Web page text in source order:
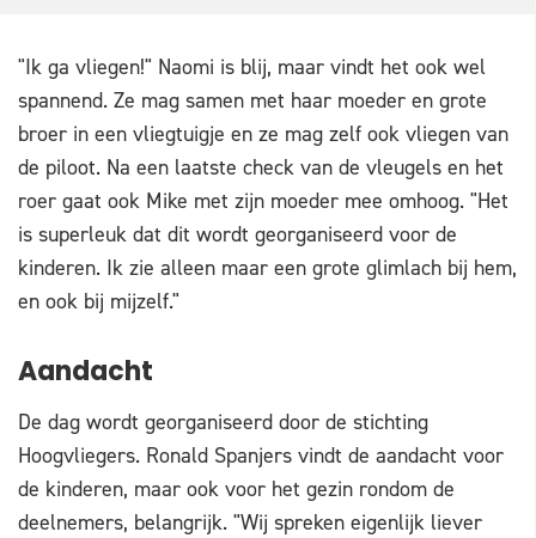
"Ik ga vliegen!" Naomi is blij, maar vindt het ook wel
spannend. Ze mag samen met haar moeder en grote
broer in een vliegtuigje en ze mag zelf ook vliegen van
de piloot. Na een laatste check van de vleugels en het
roer gaat ook Mike met zijn moeder mee omhoog. "Het
is superleuk dat dit wordt georganiseerd voor de
kinderen. Ik zie alleen maar een grote glimlach bij hem,
en ook bij mijzelf."
Aandacht
De dag wordt georganiseerd door de stichting
Hoogvliegers. Ronald Spanjers vindt de aandacht voor
de kinderen, maar ook voor het gezin rondom de
deelnemers, belangrijk. "Wij spreken eigenlijk liever